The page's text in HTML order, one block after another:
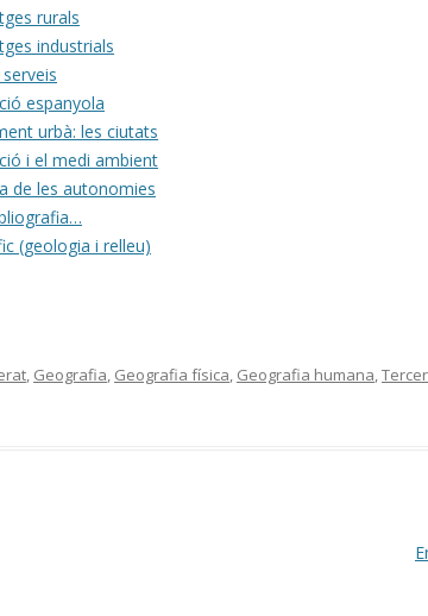
rurals
industrials
espanyola
urbà: les ciutats
i el medi ambient
de les autonomies
(geologia i relleu)
, Geografia, Geografia física, Geografia humana,